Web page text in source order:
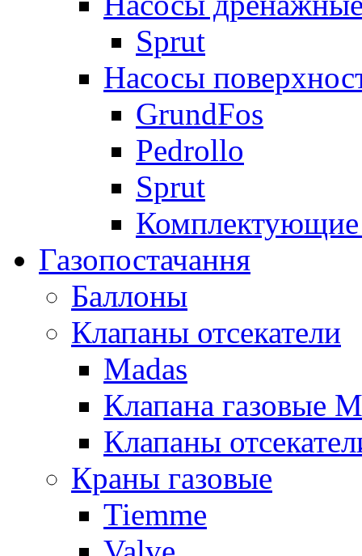
Sprut
Насосы
GrundFos
Pedrollo
Sprut
Комплектующие
Газопостачання
Баллоны
Клапаны отсекатели
Madas
Клапана газовые
Клапаны
Краны газовые
Tiemme